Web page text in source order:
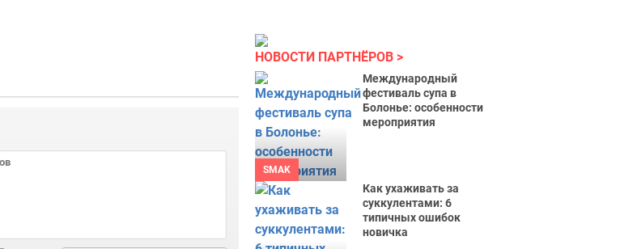
НОВОСТИ ПАРТНЁРОВ
SMAK
Международный
фестиваль супа в
Болонье: особенности
мероприятия
Как ухаживать за
суккулентами: 6
типичных ошибок
новичка